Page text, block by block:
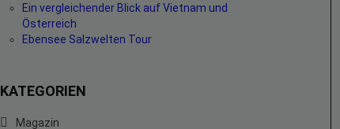
Ein vergleichender Blick auf Vietnam und
Österreich
Ebensee Salzwelten Tour
KATEGORIEN
Magazin